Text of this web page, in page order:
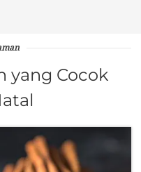
yang Cocok